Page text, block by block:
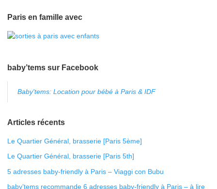
Paris en famille avec
baby’tems sur Facebook
Baby'tems: Location pour bébé à Paris & IDF
Articles récents
Le Quartier Général, brasserie [Paris 5ème]
Le Quartier Général, brasserie [Paris 5th]
5 adresses baby-friendly à Paris – Viaggi con Bubu
baby’tems recommande 6 adresses baby-friendly à Paris – à lire